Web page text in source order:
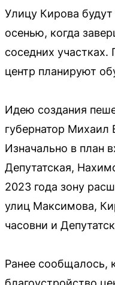
Улицу Кирова будут
осенью, когда
соседних
центр планируют
Идею создания
губернатор Михаил
Изначально в план
Депутатская,
2023 года зону
улиц Максимова,
часовни и
Ранее сообщалось,